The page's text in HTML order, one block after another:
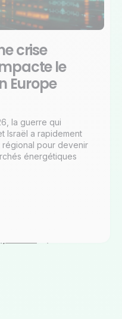
crise
le
Europe
la guerre qui
Israël a rapidement
régional pour devenir
énergétiques